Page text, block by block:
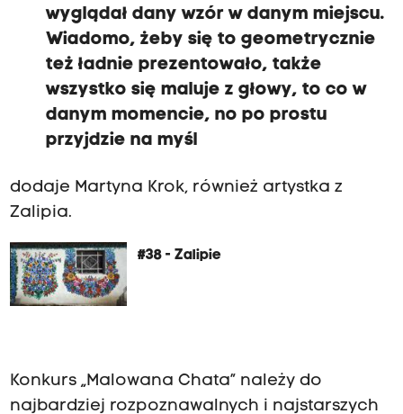
wyglądał dany wzór w danym miejscu.
Wiadomo, żeby się to geometrycznie
też ładnie prezentowało, także
wszystko się maluje z głowy, to co w
danym momencie, no po prostu
przyjdzie na myśl
dodaje Martyna Krok, również artystka z
Zalipia.
#38 - Zalipie
Konkurs „Malowana Chata” należy do
najbardziej rozpoznawalnych i najstarszych